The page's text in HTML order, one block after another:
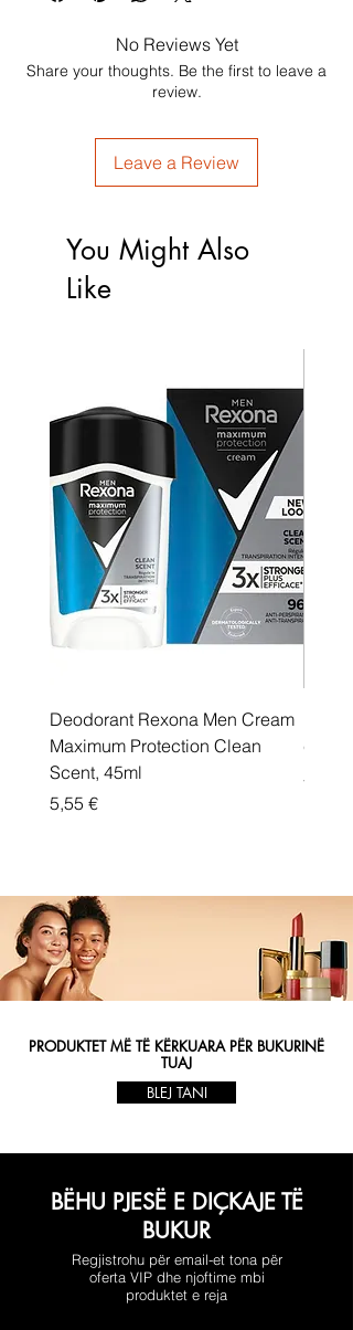
No Reviews Yet
Share your thoughts. Be the first to leave a
review.
Leave a Review
You Might Also
Like
Deodorant Rexona Men Cream
Maximum Protection Clean
Scent, 45ml
Price
5,55 €
Price
5,55 €
PRODUKTET MË TË KËRKUARA PËR BUKURINË
TUAJ
BLEJ TANI
BËHU PJESË E DIÇKAJE TË
BUKUR
Regjistrohu për email-et tona për
oferta VIP dhe njoftime mbi
produktet e reja